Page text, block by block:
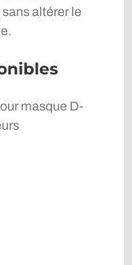
altérer le
masque D-